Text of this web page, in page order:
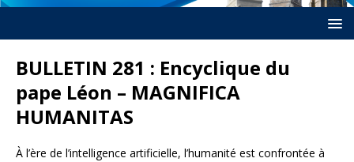
BULLETIN 281 : Encyclique du
pape Léon – MAGNIFICA
HUMANITAS
À l’ère de l’intelligence artificielle, l’humanité est confrontée à